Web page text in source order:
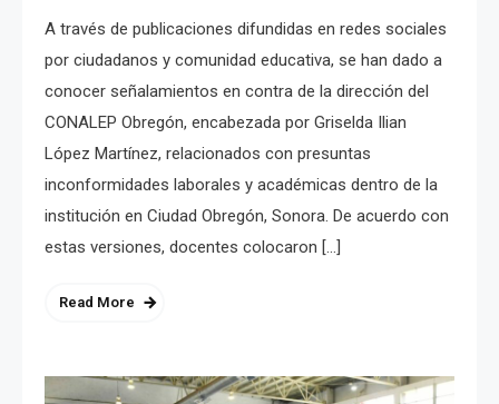
A través de publicaciones difundidas en redes sociales
por ciudadanos y comunidad educativa, se han dado a
conocer señalamientos en contra de la dirección del
CONALEP Obregón, encabezada por Griselda Ilian
López Martínez, relacionados con presuntas
inconformidades laborales y académicas dentro de la
institución en Ciudad Obregón, Sonora. De acuerdo con
estas versiones, docentes colocaron […]
Read More